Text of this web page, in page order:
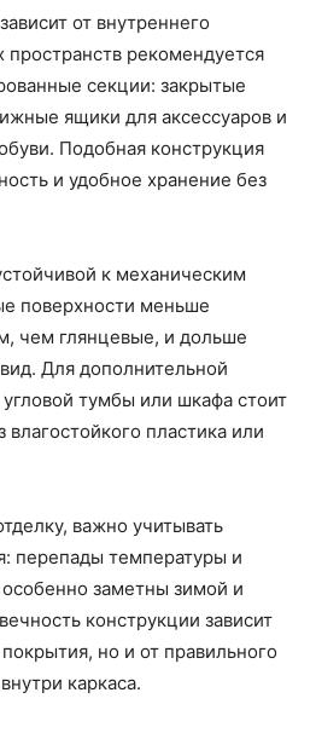
от внутреннего
рекомендуется
секции: закрытые
ящики для аксессуаров и
Подобная конструкция
и удобное хранение без
к механическим
поверхности меньше
чем глянцевые, и дольше
Для дополнительной
тумбы или шкафа стоит
влагостойкого пластика или
важно учитывать
перепады температуры и
заметны зимой и
конструкции зависит
но и от правильного
каркаса.